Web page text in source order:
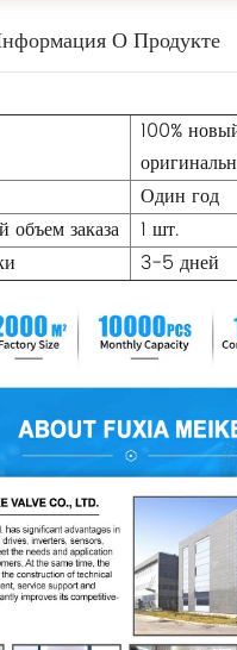
О Продукте
100%
Один год
заказа
1 шт.
3-5 дней